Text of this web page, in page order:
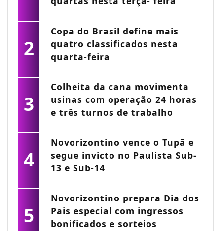
2
Copa do Brasil define mais
quatro classificados nesta
quarta-feira
3
Colheita da cana movimenta
usinas com operação 24 horas
e três turnos de trabalho
4
Novorizontino vence o Tupã e
segue invicto no Paulista Sub-
13 e Sub-14
5
Novorizontino prepara Dia dos
Pais especial com ingressos
bonificados e sorteios